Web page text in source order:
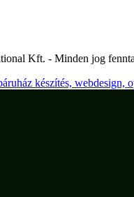
Kft. - Minden jog